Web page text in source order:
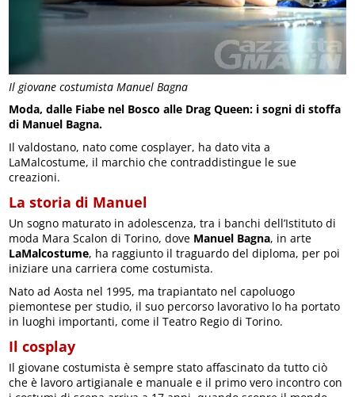
Il giovane costumista Manuel Bagna
Moda, dalle Fiabe nel Bosco alle Drag Queen: i sogni di stoffa
di Manuel Bagna.
Il valdostano, nato come cosplayer, ha dato vita a
LaMalcostume, il marchio che contraddistingue le sue
creazioni.
La storia di Manuel
Un sogno maturato in adolescenza, tra i banchi dell’Istituto di
moda Mara Scalon di Torino, dove Manuel Bagna, in arte
LaMalcostume, ha raggiunto il traguardo del diploma, per poi
iniziare una carriera come costumista.
Nato ad Aosta nel 1995, ma trapiantato nel capoluogo
piemontese per studio, il suo percorso lavorativo lo ha portato
in luoghi importanti, come il Teatro Regio di Torino.
Il cosplay
Il giovane costumista è sempre stato affascinato da tutto ciò
che è lavoro artigianale e manuale e il primo vero incontro con